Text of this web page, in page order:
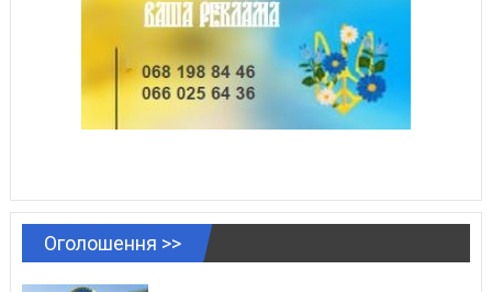
Оголошення >>